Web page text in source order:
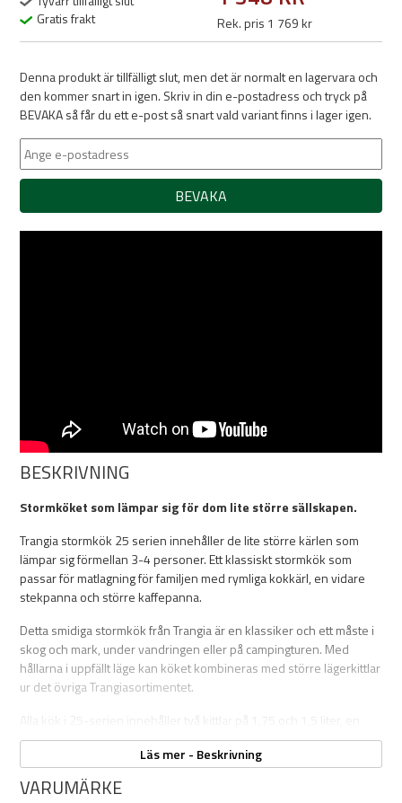
Gratis frakt
Rek. pris 1 769 kr
Denna produkt är tillfälligt slut, men det är normalt en lagervara och
den kommer snart in igen. Skriv in din e-postadress och tryck på
BEVAKA så får du ett e-post så snart vald variant finns i lager igen.
BEVAKA
BESKRIVNING
Stormköket som lämpar sig för dom lite större sällskapen.
Trangia stormkök 25 serien innehåller de lite större kärlen som
lämpar sig förmellan 3-4 personer. Ett klassiskt stormkök som
passar för matlagning för familjen med rymliga kokkärl, en vidare
stekpanna och större kaffepanna.
Detta smidiga stormkök från Trangia är en klassiker och ett måste i
skog och mark, under vandringen eller på campingturen. Med
hållarna i uppfällt läge kan köket kombineras med större lägerkittlar
ur det övriga Trangiasortimentet.
stekpanna på 22 cm i diameter, ett vindskydd i två delar,
gasolbrännare med fodral, tång och packrem. Köken passar också
ihop med tillbehören i 25-serien t ex passar durkslaget och
kaffepannan perfekt ned i köket när du packar ihop det.
Läs mer - Beskrivning
VARUMÄRKE